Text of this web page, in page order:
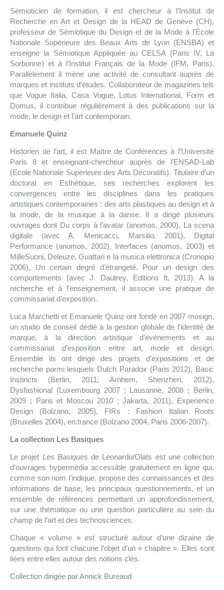
Sémioticien de formation, il est chercheur à l’Institut de
Recherche en Art et Design de la HEAD de Genève (CH),
professeur de Sémiotique du Design et de la Mode à l’École
Nationale Supérieure des Beaux Arts de Lyon (ENSBA) et
enseigne la Sémiotique Appliquée au CELSA (Paris IV, La
Sorbonne) et à l’Institut Français de la Mode (IFM, Paris).
Parallèlement il mène une activité de consultant auprès de
marques et instituts d’études. Collaborateur de magazines tels
que Vogue Italia, Casa Vogue, Lotus International, Form et
Domus, il contribue régulièrement à des publications sur la
mode, le design et l’art contemporain.
Emanuele Quinz
Historien de l’art, il est Maître de Conférences à l’Université
Paris 8 et enseignant-chercheur auprès de l’ENSAD-Lab
(Ecole Nationale Supérieure des Arts Décoratifs). Titulaire d’un
doctorat en Esthétique, ses recherches explorent les
convergences entre les disciplines dans les pratiques
artistiques contemporaines : des arts plastiques au design et à
la mode, de la musique à la danse. Il a dirigé plusieurs
ouvrages dont Du corps à l’avatar (anomos, 2000), La scena
digitale (avec A. Menicacci, Marsilio, 2001), Digital
Performance (anomos, 2002), Interfaces (anomos, 2003) et
MilleSuoni, Deleuze, Guattari e la musica elettronica (Cronopio
2006), Un certain degré d’étrangeté. Pour un design des
comportements (avec J. Dautrey, Editions It, 2013). A la
recherche et à l’enseignement, il associe une pratique de
commissariat d’exposition.
Luca Marchetti et Emanuele Quinz ont fondé en 2007 mosign,
un studio de conseil dédié à la gestion globale de l’identité de
marque, à la direction artistique d’événements et au
commissariat d’exposition entre art, mode et design.
Ensemble ils ont dirigé des projets d’expositions et de
recherche parmi lesquels Dutch Paradox (Paris 2012), Basic
Instincts (Berlin, 2011; Arnhem, Shenzhen, 2012),
Dysfashional (Luxembourg 2007 ; Lausanne, 2008 ; Berlin,
2009 ; Paris et Moscou 2010 ; Jakarta, 2011), Experience
Design (Bolzano, 2005), FIRs : Fashion Italian Roots
(Bruxelles 2004), en:trance (Bolzano 2004, Paris 2006-2007).
La collection Les Basiques
Le projet Les Basiques de Leonardo/Olats est une collection
d’ouvrages hypermédia accessible gratuitement en ligne qui,
comme son nom l’indique, propose des connaissances et des
informations de base, les principaux questionnements, et un
ensemble de références permettant un approfondissement,
sur une thématique ou une question particulière au sein du
champ de l’art et des technosciences.
Chaque « volume » est structuré autour d’une dizaine de
questions qui font chacune l’objet d’un « chapitre ». Elles sont
liées entre elles autour des notions clés.
Collection dirigée par Annick Bureaud